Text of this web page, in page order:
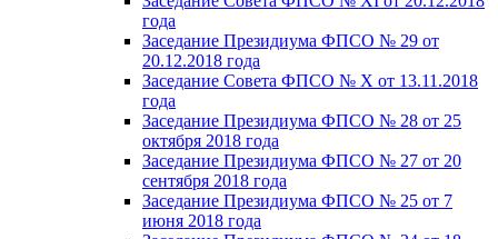
года
Заседание Президиума ФПСО № 29 от
20.12.2018 года
Заседание Совета ФПСО № X от 13.11.2018
года
Заседание Президиума ФПСО № 28 от 25
октября 2018 года
Заседание Президиума ФПСО № 27 от 20
сентября 2018 года
Заседание Президиума ФПСО № 25 от 7
июня 2018 года